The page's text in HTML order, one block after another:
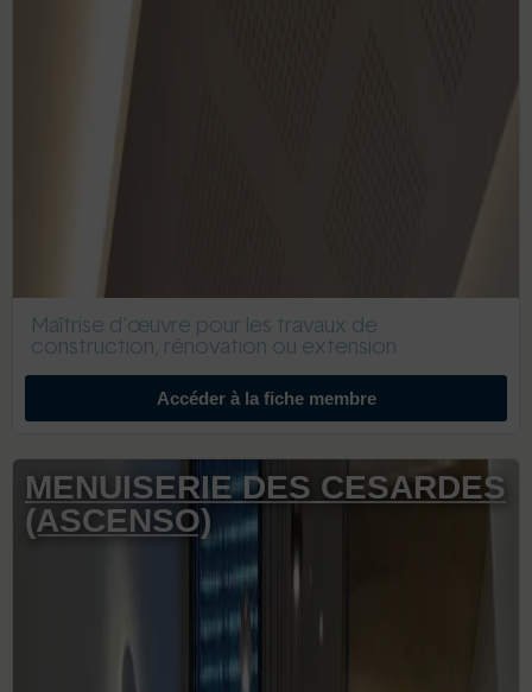
Maîtrise d'œuvre pour les travaux de
construction, rénovation ou extension
Accéder à la fiche membre
MENUISERIE DES CESARDES
(ASCENSO)